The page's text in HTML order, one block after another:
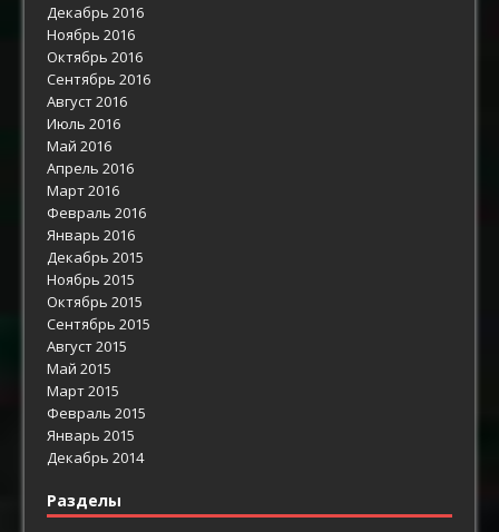
Декабрь 2016
Ноябрь 2016
Октябрь 2016
Сентябрь 2016
Август 2016
Июль 2016
Май 2016
Апрель 2016
Март 2016
Февраль 2016
Январь 2016
Декабрь 2015
Ноябрь 2015
Октябрь 2015
Сентябрь 2015
Август 2015
Май 2015
Март 2015
Февраль 2015
Январь 2015
Декабрь 2014
Разделы